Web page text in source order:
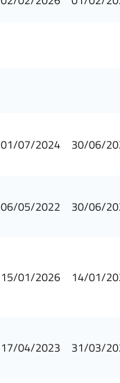
01/07/2024 30/06/
06/05/2022 30/06/
15/01/2026 14/01/
17/04/2023 31/03/